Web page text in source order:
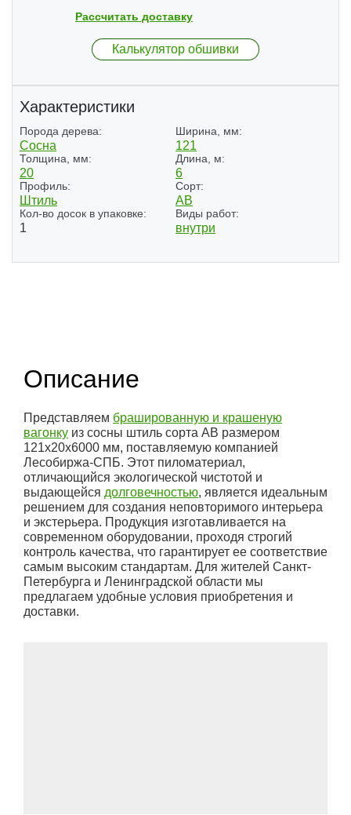
Рассчитать доставку
Калькулятор обшивки
Характеристики
Порода дерева:
Сосна
Ширина, мм:
121
Толщина, мм:
20
Длина, м:
6
Профиль:
Штиль
Сорт:
АВ
Кол-во досок в упаковке:
1
Виды работ:
внутри
Описание
Представляем брашированную и крашеную
вагонку из сосны штиль сорта АВ размером
121x20x6000 мм, поставляемую компанией
Лесобиржа-СПБ. Этот пиломатериал,
отличающийся экологической чистотой и
выдающейся долговечностью, является идеальным
решением для создания неповторимого интерьера
и экстерьера. Продукция изготавливается на
современном оборудовании, проходя строгий
контроль качества, что гарантирует ее соответствие
самым высоким стандартам. Для жителей Санкт-
Петербурга и Ленинградской области мы
предлагаем удобные условия приобретения и
доставки.